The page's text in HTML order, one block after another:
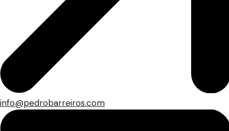
info@pedrobarreiros.com